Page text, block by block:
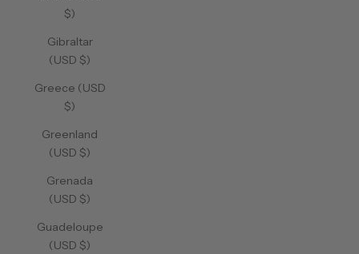
$)
Gibraltar
(USD $)
Greece (USD
$)
Greenland
(USD $)
Grenada
(USD $)
Guadeloupe
(USD $)